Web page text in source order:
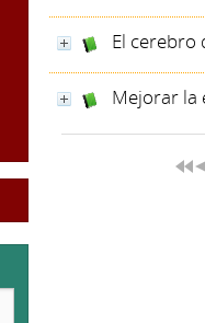
El cerebro
Mejorar la